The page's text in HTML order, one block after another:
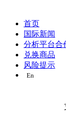
首页
国际新闻
分析平台合
兑换商品
风险提示
En